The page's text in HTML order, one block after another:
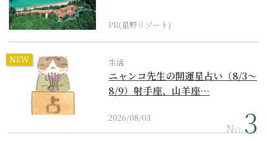
PR(星野リゾート)
NEW 生活
ニャンコ先生の開運星占い（8/3～
8/9）射手座、山羊座…
2026/08/03
No.